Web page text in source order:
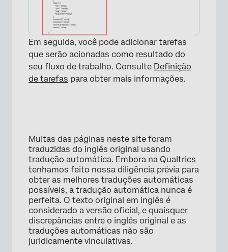
Em seguida, você pode adicionar tarefas
que serão acionadas como resultado do
seu fluxo de trabalho. Consulte Definição
de tarefas para obter mais informações.
Muitas das páginas neste site foram
traduzidas do inglês original usando
tradução automática. Embora na Qualtrics
tenhamos feito nossa diligência prévia para
obter as melhores traduções automáticas
possíveis, a tradução automática nunca é
perfeita. O texto original em inglês é
considerado a versão oficial, e quaisquer
discrepâncias entre o inglês original e as
traduções automáticas não são
juridicamente vinculativas.